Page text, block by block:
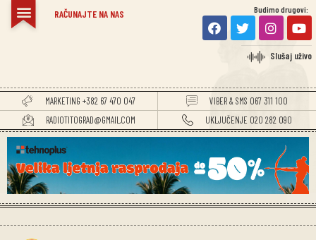
RAČUNAJTE NA NAS Budimo drugovi:
Slušaj uživo
MARKETING +382 67 470 047
VIBER & SMS 067 311 100
RADIOTITOGRAD@GMAIL.COM
UKLJUČENJE 020 282 090